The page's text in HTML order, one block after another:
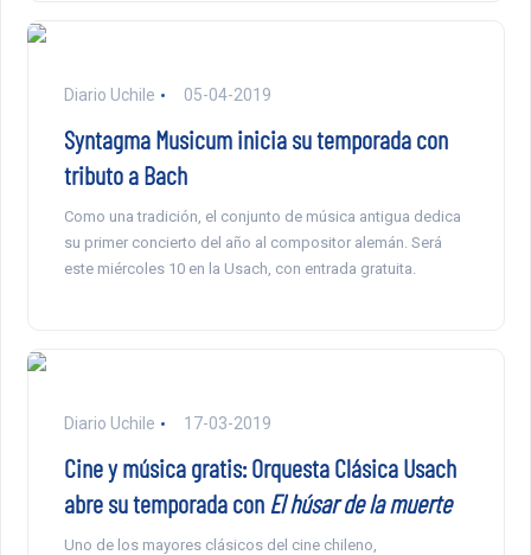
Diario Uchile 05-04-2019
Syntagma Musicum inicia su temporada con
tributo a Bach
Como una tradición, el conjunto de música antigua dedica
su primer concierto del año al compositor alemán. Será
este miércoles 10 en la Usach, con entrada gratuita.
Diario Uchile 17-03-2019
Cine y música gratis: Orquesta Clásica Usach
abre su temporada con El húsar de la muerte
Uno de los mayores clásicos del cine chileno,